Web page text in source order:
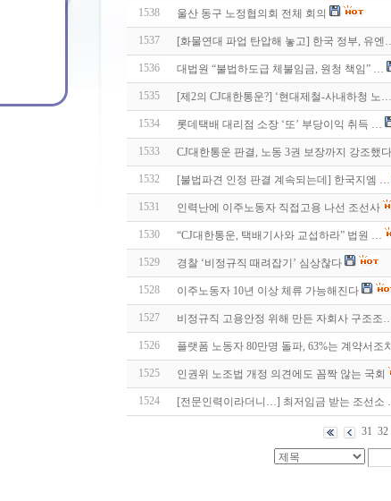
1538 울산 동구 노정협의회 전체 회의
1537 [화물연대 파업 탄압해 놓고] 한국 정부, 유엔
1536 대법원 “불법하도급 체불임금, 원청 책임” …
1535 [제2의 CJ대한통운?] ‘현대제철-사내하청 노…
1534 롯데택배 대리점 소장 ‘또’ 부당이익 취득 …
1533 CJ대한통운 판결, 노동 3권 보장까지 강조했다
1532 [불법파견 인정 판결 계속되는데] 한국지엠 …
1531 인력난에 이주노동자 직접고용 나선 조선사
1530 “CJ대한통운, 택배기사와 교섭하라” 법원 …
1529 경찰 ‘비정규직 때려잡기’ 심상찮다
1528 이주노동자 10년 이상 체류 가능해진다
1527 비정규직 고용안정 위해 만든 자회사 구조조
1526 플랫폼 노동자 80만명 돌파, 63%는 계약서조
1525 인권위 노조법 개정 의견에도 꼼짝 않는 국회
1524 [전문인력이라더니…] 최저임금 받는 조선소
31 32